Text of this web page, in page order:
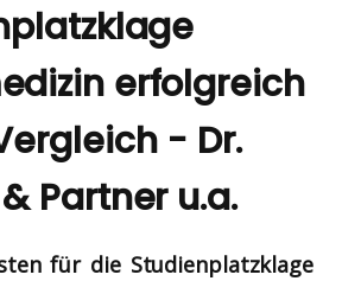
erfolgreich
- Dr.
Partner u.a.
für die Studienplatzklage